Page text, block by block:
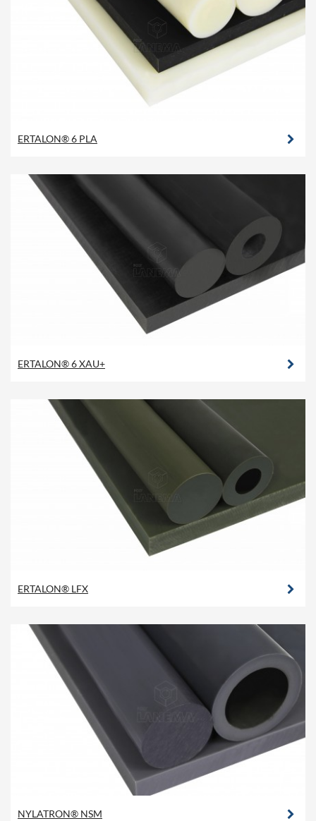
ERTALON® 6 PLA
ERTALON® 6 XAU+
ERTALON® LFX
NYLATRON® NSM